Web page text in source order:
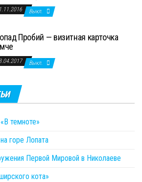
Выкл.
Пробий — визитная карточка
Выкл.
темноте»
горе Лопата
Первой Мировой в Николаеве
кота»